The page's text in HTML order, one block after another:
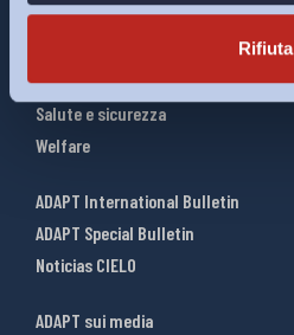
Rifiuta
Riforme del lavoro
Relazioni industriali
Salute e sicurezza
Welfare
ADAPT International Bulletin
ADAPT Special Bulletin
Noticias CIELO
ADAPT sui media